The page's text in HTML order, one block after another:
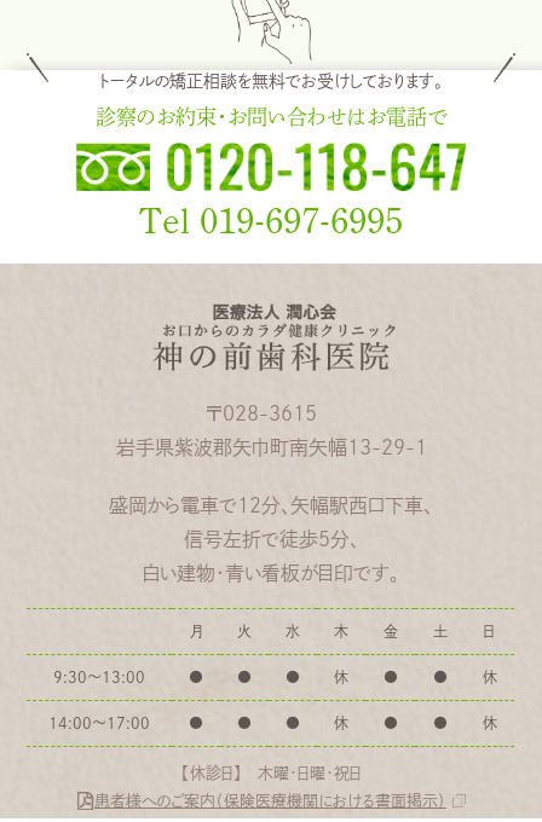
トータルの矯正相談を無料でお受けしております。
診察のお約束・お問い合わせはお電話で
Tel 019-697-6995
〒028-3615
岩手県紫波郡矢巾町南矢幅13-29-1
盛岡から電車で12分、矢幅駅西口下車、
信号左折で徒歩5分、
白い建物・青い看板が目印です。
月 火 水 木 金 土 日
9:30〜13:00 ● ● ● 休 ● ● 休
14:00〜17:00 ● ● ● 休 ● ● 休
【休診日】 木曜・日曜・祝日
患者様へのご案内（保険医療機関における書面掲示）